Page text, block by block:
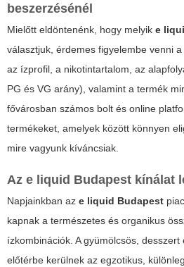
beszerzésénél
Mielőtt eldöntenénk, hogy melyik e
választjuk, érdemes figyelembe venni
az ízprofil, a nikotintartalom, az
PG és VG arány), valamint a termék
fővárosban számos bolt és online
termékeket, amelyek között könnyen
mire vagyunk kíváncsiak.
Az e liquid Budapest kínálat
Napjainkban az e liquid Budapest
kapnak a természetes és organikus
ízkombinációk. A gyümölcsös,
előtérbe kerülnek az egzotikus,